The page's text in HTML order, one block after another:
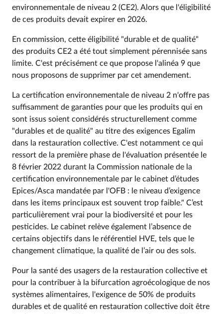
environnementale de niveau 2 (CE2). Alors que l'éligibilité
de ces produits devait expirer en 2026.
En commission, cette éligibilité "durable et de qualité"
des produits CE2 a été tout simplement pérennisée sans
limite. C'est précisément ce que propose l'alinéa 9 que
nous proposons de supprimer par cet amendement.
La certification environnementale de niveau 2 n'offre pas
suffisamment de garanties pour que les produits qui en
sont issus soient considérés structurellement comme
"durables et de qualité" au titre des exigences Egalim
dans la restauration collective. C'est notamment ce qui
ressort de la première phase de l'évaluation présentée le
8 février 2022 durant la Commission nationale de la
certification environnementale par le cabinet d’études
Epices/Asca mandatée par l'OFB : le niveau d’exigence
dans les items principaux est souvent trop faible." C’est
particulièrement vrai pour la biodiversité et pour les
pesticides. Le cabinet relève également l’absence de
certains objectifs dans le référentiel HVE, tels que le
changement climatique, la qualité de l’air ou des sols.
Pour la santé des usagers de la restauration collective et
pour la contribuer à la bifurcation agroécologique de nos
systèmes alimentaires, l'exigence de 50% de produits
durables et de qualité en restauration collective doit être